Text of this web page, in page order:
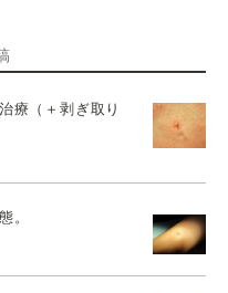
療（＋剥ぎ取り
。